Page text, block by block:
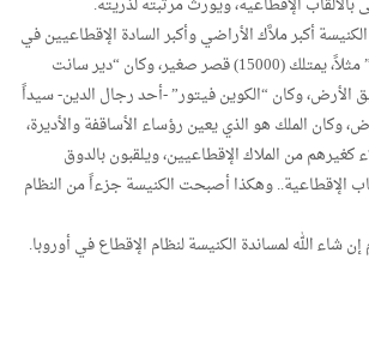
أكبر ملاَّك الأراضي وأكبر السادة الإقطاعيين في
أوروبا، فقد كان “دير فلدا” مثلاً، يمتلك (15000) قصر صغير، وكان “دير سانت
الأرض، وكان “الكوين فيتور” -أحد رجال الدين- سيداً
وكان الملك هو الذي يعين رؤساء الأساقفة والأديرة،
كغيرهم من الملاك الإقطاعيين، ويلقبون بالدوق
الإقطاعية.. وهكذا أصبحت الكنيسة جزءاً من النظام
شاء الله لمساندة الكنيسة لنظام الإقطاع في أوروبا.